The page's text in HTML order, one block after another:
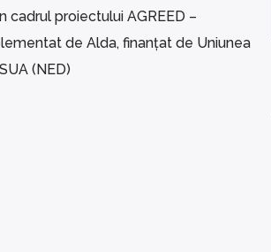
cadrul proiectului AGREED –
de Alda, finanțat de Uniunea
(NED)